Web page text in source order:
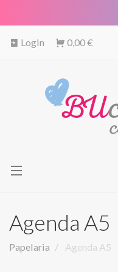
Login 0,00 €
Toggle
Agenda A5
Papelaria Agenda A5